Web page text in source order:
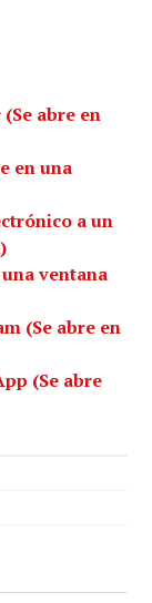
abre en
en una
a un
ventana
(Se abre en
(Se abre